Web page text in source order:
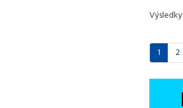
Výsledky
1 2